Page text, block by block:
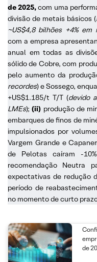
de 2025,com uma
divisão de metais básicos (
~US$4,8 bilhões +4%
com a empresa
anual em todas as
sólido de Cobre, com
pelo aumento da
recordes) e Sossego,
+US$1.185/t T/T (devido
LMEs);(ii) produção de
embarques de finos de
impulsionados por
Vargem Grande e
de Pelotas caíram -
recomendação Neutra
expectativas de redução
período de
no momento de curto
de